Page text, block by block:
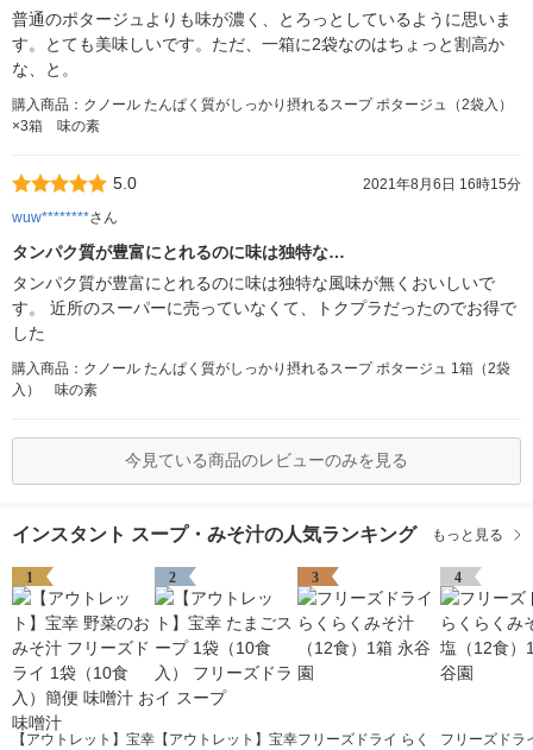
普通のポタージュよりも味が濃く、とろっとしているように思いま
す。とても美味しいです。ただ、一箱に2袋なのはちょっと割高か
な、と。
購入商品：クノール たんぱく質がしっかり摂れるスープ ポタージュ（2袋入）
×3箱 味の素
5.0
2021年8月6日 16時15分
wuw********さん
タンパク質が豊富にとれるのに味は独特な…
タンパク質が豊富にとれるのに味は独特な風味が無くおいしいで
す。 近所のスーパーに売っていなくて、トクプラだったのでお得で
した
購入商品：クノール たんぱく質がしっかり摂れるスープ ポタージュ 1箱（2袋
入） 味の素
今見ている商品のレビューのみを見る
インスタント スープ・みそ汁の人気ランキング もっと見る
1
【アウトレット】宝幸
2
【アウトレット】宝幸
3
フリーズドライ らく
4
フリーズドラ